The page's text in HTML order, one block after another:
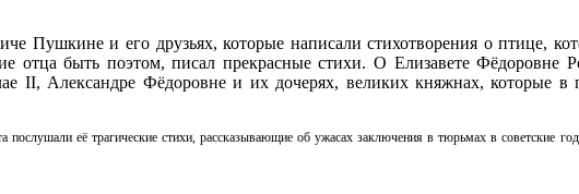
Пушкине и его друзьях, которые написали стихотворения о птице,
отца быть поэтом, писал прекрасные стихи. О Елизавете Фёдоровне
II, Александре Фёдоровне и их дочерях, великих княжнах, которые в
её трагические стихи, рассказывающие об ужасах заключения в тюрьмах в советские